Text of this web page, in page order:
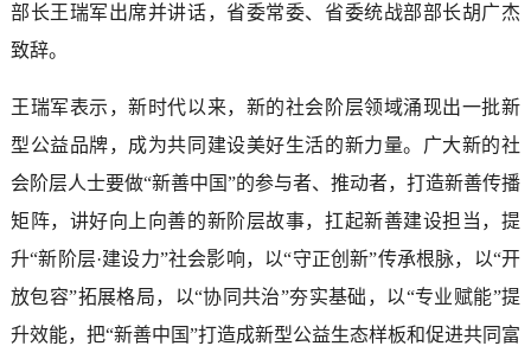
部长王瑞军出席并讲话，省委常委、省委统战部部长胡广杰
致辞。
王瑞军表示，新时代以来，新的社会阶层领域涌现出一批新
型公益品牌，成为共同建设美好生活的新力量。广大新的社
会阶层人士要做“新善中国”的参与者、推动者，打造新善传播
矩阵，讲好向上向善的新阶层故事，扛起新善建设担当，提
升“新阶层·建设力”社会影响，以“守正创新”传承根脉，以“开
放包容”拓展格局，以“协同共治”夯实基础，以“专业赋能”提
升效能，把“新善中国”打造成新型公益生态样板和促进共同富